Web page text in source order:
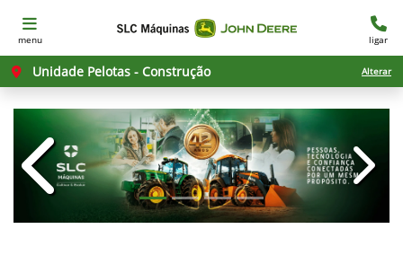
menu ligar
Unidade Pelotas - Construção Alterar
templates.template-